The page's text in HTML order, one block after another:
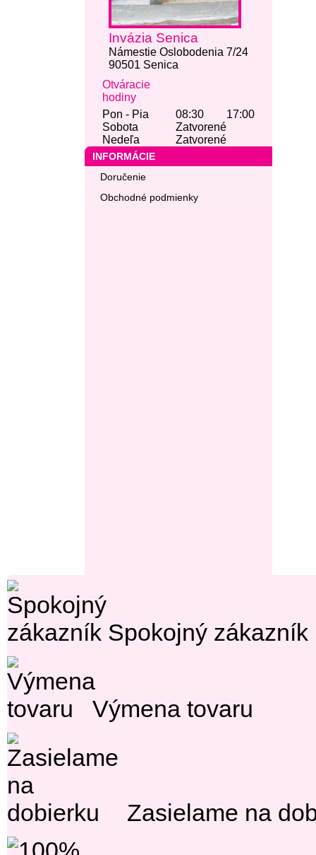
Invázia Senica
Námestie Oslobodenia 7/24
90501 Senica
Otváracie
hodiny
Pon - Pia
08:30
17:00
Sobota
Zatvorené
Nedeľa
Zatvorené
INFORMÁCIE
Doručenie
Obchodné podmienky
Spokojný zákazník
Výmena tovaru
Zasielame na